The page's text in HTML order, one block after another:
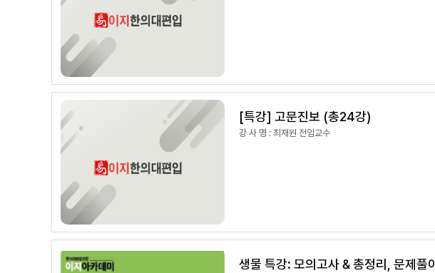
[특강] 고문진보 (총24강)
강 사 명 : 최재원 전임교수
생물 특강: 모의고사 & 총정리, 문제풀이